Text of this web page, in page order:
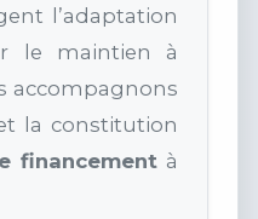
l’adaptation
le maintien à
accompagnons
la constitution
financement à